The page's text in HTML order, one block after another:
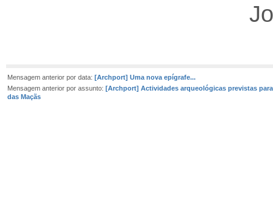
José
Mensagem anterior por data: [Archport] Uma nova epígrafe...
Mensagem anterior por assunto: [Archport] Actividades arqueológicas previstas para
das Maçãs